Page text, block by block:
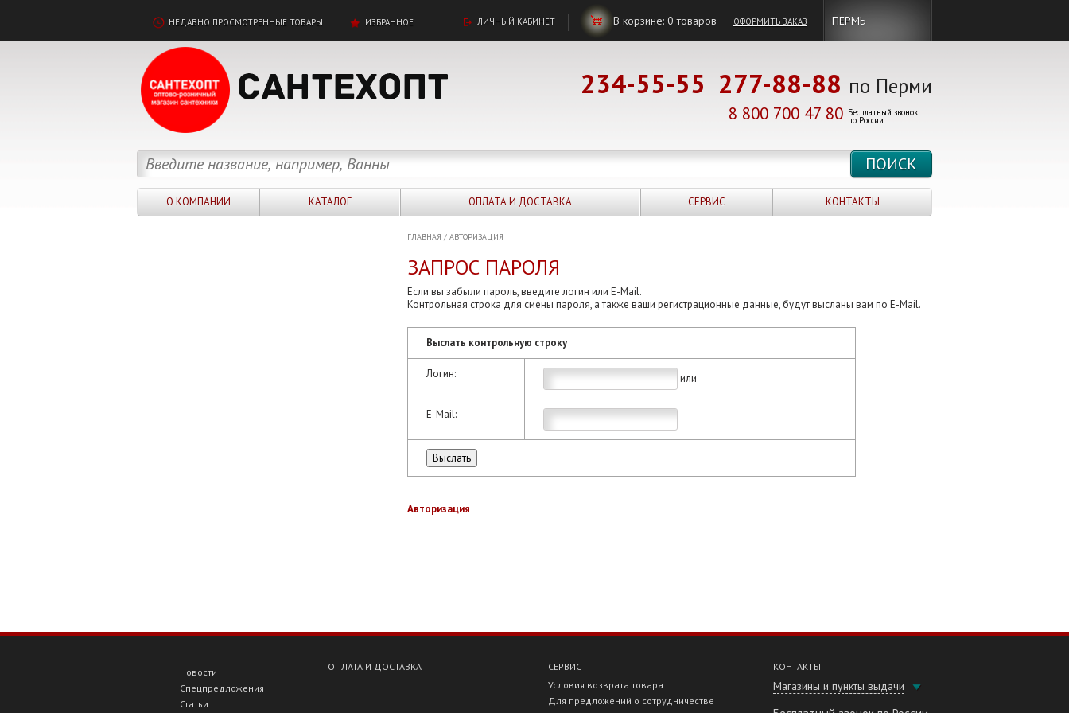
НЕДАВНО ПРОСМОТРЕННЫЕ ТОВАРЫ ИЗБРАННОЕ ЛИЧНЫЙ КАБИНЕТ В корзине: 0товаров ОФОРМИТЬ ЗАКАЗ ПЕРМЬ
234-55-55 277-88-88 по Перми
8 800 700 47 80 Бесплатный звонок
по России
О КОМПАНИИ КАТАЛОГ ОПЛАТА И ДОСТАВКА СЕРВИС КОНТАКТЫ
ГЛАВНАЯ / АВТОРИЗАЦИЯ
ЗАПРОС ПАРОЛЯ
Если вы забыли пароль, введите логин или E-Mail.
Контрольная строка для смены пароля, а также ваши регистрационные данные, будут высланы вам по E-Mail.
Выслать контрольную строку
Логин: или
E-Mail:
Авторизация
КОНТАКТЫ
Магазины и пункты выдачи
Новости
Спецпредложения
Статьи
ОПЛАТА И ДОСТАВКА
СЕРВИС
Условия возврата товара
Для предложений о сотрудничестве